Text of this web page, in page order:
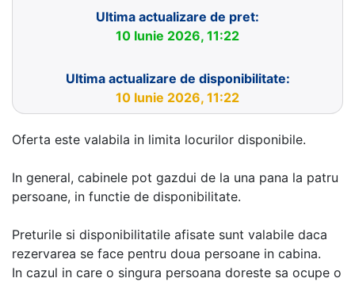
Ultima actualizare de pret:
10 Iunie 2026, 11:22
Ultima actualizare de disponibilitate:
10 Iunie 2026, 11:22
Oferta este valabila in limita locurilor disponibile.
In general, cabinele pot gazdui de la una pana la patru
persoane, in functie de disponibilitate.
Preturile si disponibilitatile afisate sunt valabile daca
rezervarea se face pentru doua persoane in cabina.
In cazul in care o singura persoana doreste sa ocupe o